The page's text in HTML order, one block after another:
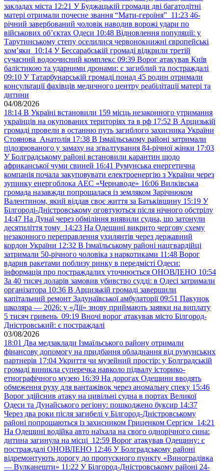
закладах міста 12:21 У Буджацькій громади дві багатодітні
матері отримали почесне звання “Мати-героїня” 11:23 46-
річний завербований чоловік наводив ворожі удари по
військових обʼєктах Одеси 10:48 Відновлення популяції: у
Тарутинському степу оселилися червонокнижні європейські
хом’яки 10:14 У Бессарабській громаді відкрили третій
сучасний водоочисний комплекс 09:39 Ворог атакував Київ
балістикою та ударними дронами: є загиблий та постраждалі
09:10 У Татарбунарській громаді понад 45 родин отримали
консультації фахівців медичного центру реабілітації матері та
дитини
04/08/2026
18:14 В Україні встановили 159 місць незаконного утримання
українців на окупованих територіях та в рф 17:52 В Арцизькій
громаді провели в останню путь загиблого захисника України
Стоянова Анатолія 17:38 В Ізмаїльському районі затримали
підозрюваного у замаху на зґвалтування 84-річної жінки 17:03
У Болградському районі встановили карантин щодо
африканської чуми свиней 16:41 Румунська енергетична
компанія почала закуповувати електроенергію з України через
зупинку енергоблока АЕС «Чернаводе» 16:06 Вилківська
громада назавжди попрощалася із земляком Зарічнюком
Валентином, який віддав своє життя за Батьківщину 15:19 У
Білгороді-Дністровському оговтуються після нічного обстрілу
14:47 На Дунаї через обміління виявили судна, що затонули
десятиліття тому 14:23 На Одещині викрито чергову схему
незаконного переправлення ухилянтів через державний
кордон України 12:32 В Ізмаїльському районі нацгвардійці
затримали 50-річного чоловіка з наркотиками 11:48 Ворог
вдарив ракетами поблизу ринку в передмісті Одеси:
інформація про постраждалих уточнюється ОНОВЛЕНО 10:54
За 40 тисяч доларів замовив убивство судді: в Одесі затримали
організатора 10:36 В Арцизькій громаді завершили
капітальний ремонт Задунаївської амбулаторії 09:51 Пакунок
школяра — 2026: у «Дії» знову приймають заявки на виплату
5 тисяч гривень 09:19 Вночі ворог атакував місто Білгород-
Дністровський: є постраждалі
03/08/2026
18:01 Два медзаклади Ізмаїльського району отримали
фінансову допомогу на придбання обладнання від румунських
партнерів 17:04 Укриття чи музейний простір: у Болградській
громаді виникла суперечка навколо підвалу історико-
етнографічного музею 16:39 На дорогах Одещини вводять
обмеження руху для вантажівок через аномальну спеку 15:46
Ворог здійснив атаку на цивільні судна в портах Великої
Одеси та Дунайського регіону: пошкоджено буксир 14:37
Через два роки після загибелі у Білгород-Дністровському
районі попрощаються із захисником Гриценком Сергієм 14:21
На Одещині водійка авто наїхала на свого однорічного сина:
дитина загинула на місці 12:59 Ворог атакував Одещину: є
постраждалі ОНОВЛЕНО 12:46 У Болградському районі
відремонтують дорогу до пропускного пункту «Виноградівка
— Вулканешти» 11:22 У Білгород-Дністровському районі 24-